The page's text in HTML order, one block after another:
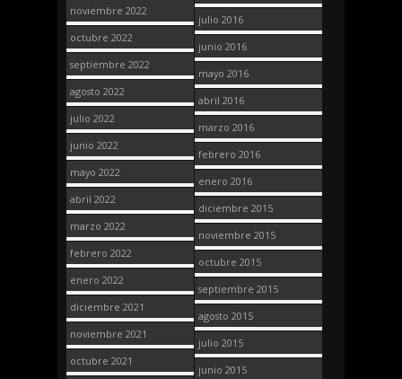
noviembre 2022
octubre 2022
septiembre 2022
agosto 2022
julio 2022
junio 2022
mayo 2022
abril 2022
marzo 2022
febrero 2022
enero 2022
diciembre 2021
noviembre 2021
octubre 2021
julio 2016
junio 2016
mayo 2016
abril 2016
marzo 2016
febrero 2016
enero 2016
diciembre 2015
noviembre 2015
octubre 2015
septiembre 2015
agosto 2015
julio 2015
junio 2015